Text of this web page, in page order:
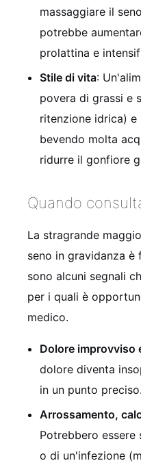
massaggiare il
potrebbe
prolattina e
Stile di vita:
povera di grassi e
ritenzione idrica) e
bevendo molta
ridurre il gonfiore
Quando
La stragrande
seno in gravidanza è
sono alcuni segnali
per i quali è
medico.
Dolore improvviso
dolore diventa
in un punto preciso.
Arrossamento,
Potrebbero essere
o di un'infezione